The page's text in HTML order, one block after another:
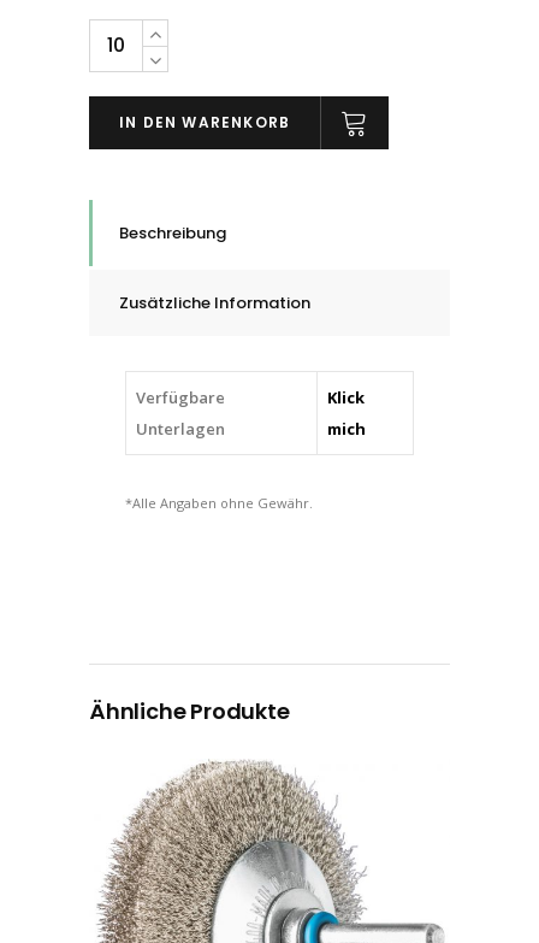
PFERD
Kegelbürsten
ungezopft
quantity
IN DEN WARENKORB
Beschreibung
Zusätzliche Information
Verfügbare
Unterlagen
Klick
mich
*Alle Angaben ohne Gewähr.
Ähnliche Produkte